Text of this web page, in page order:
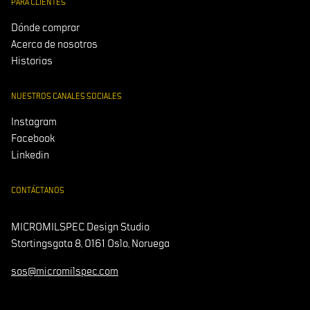
PARA CLIENTES
Dónde comprar
Acerca de nosotros
Historias
NUESTROS CANALES SOCIALES
Instagram
Facebook
Linkedin
CONTÁCTANOS
MICROMILSPEC Design Studio
Stortingsgata 8, 0161 Oslo, Noruega
sos@micromilspec.com